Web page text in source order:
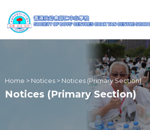
Home > Notices > Notices (Primary Section)
Notices (Primary Section)